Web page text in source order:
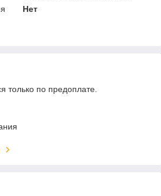
Нет
только по предоплате.